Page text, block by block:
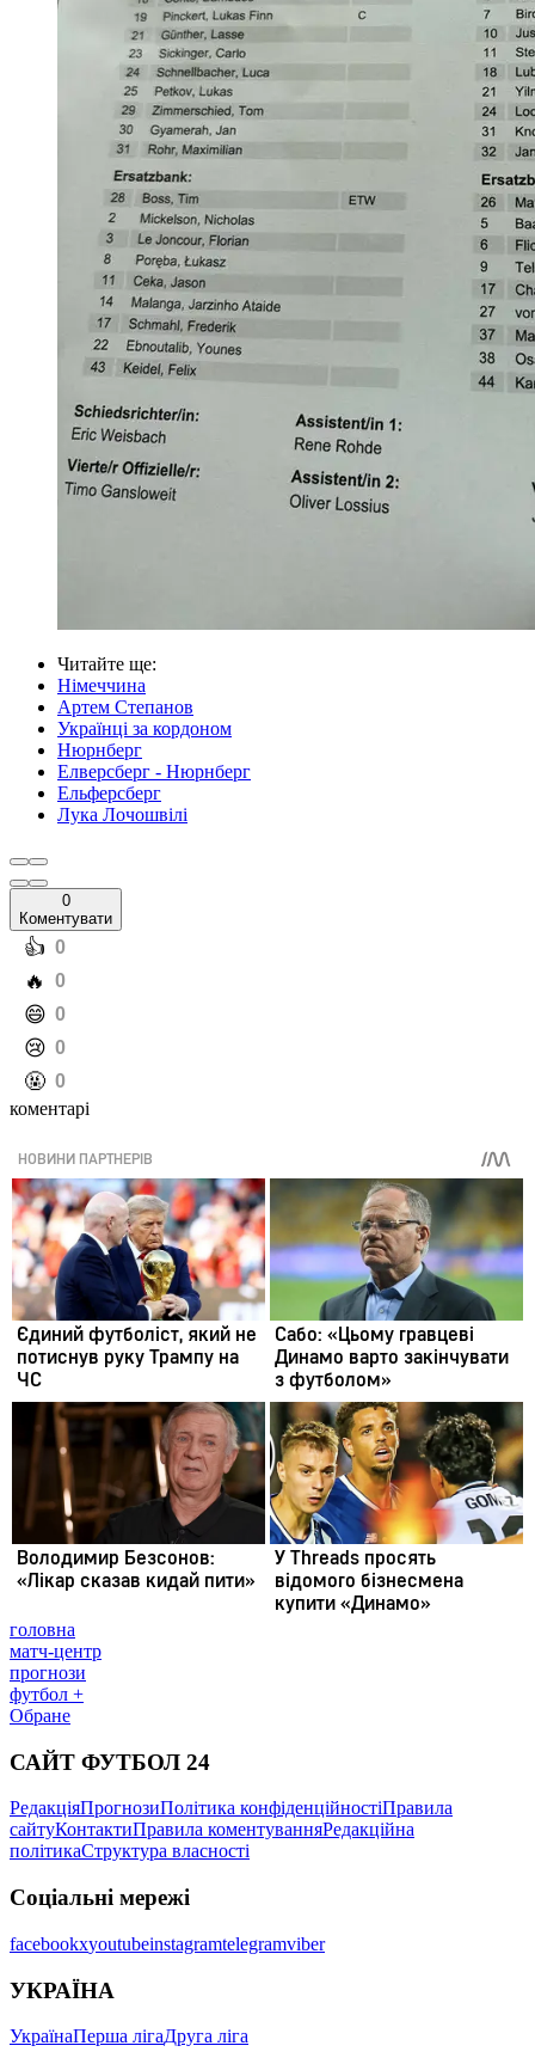
Читайте ще:
Німеччина
Артем Степанов
Українці за кордоном
Нюрнберг
Елверсберг - Нюрнберг
Ельферсберг
Лука Лочошвілі
0
Коментувати
️👍 0
️🔥 0
️😄 0
️😢 0
️🤬 0
коментарі
головна
матч-центр
прогнози
футбол +
Обране
САЙТ ФУТБОЛ 24
РедакціяПрогнозиПолітика конфіденційностіПравила
сайтуКонтактиПравила коментуванняРедакційна
політикаСтруктура власності
Соціальні мережі
facebookxyoutubeinstagramtelegramviber
УКРАЇНА
УкраїнаПерша лігаДруга ліга